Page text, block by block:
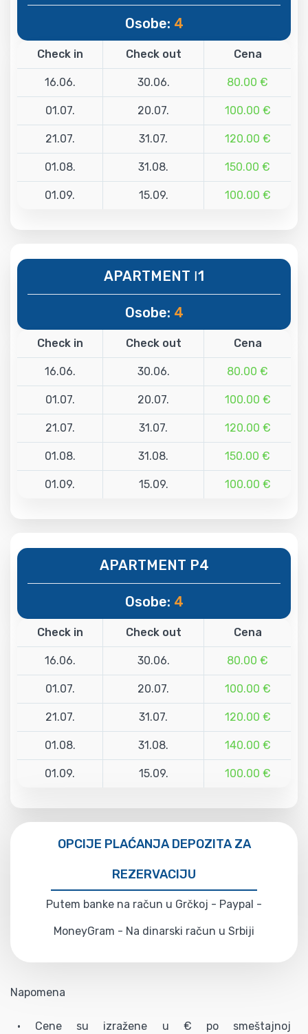
Osobe: 4
Check in Check out Cena
16.06. 30.06. 80.00 €
01.07. 20.07. 100.00 €
21.07. 31.07. 120.00 €
01.08. 31.08. 150.00 €
01.09. 15.09. 100.00 €
APARTMENT Ι1
Osobe: 4
Check in Check out Cena
16.06. 30.06. 80.00 €
01.07. 20.07. 100.00 €
21.07. 31.07. 120.00 €
01.08. 31.08. 150.00 €
01.09. 15.09. 100.00 €
APARTMENT P4
Osobe: 4
Check in Check out Cena
16.06. 30.06. 80.00 €
01.07. 20.07. 100.00 €
21.07. 31.07. 120.00 €
01.08. 31.08. 140.00 €
01.09. 15.09. 100.00 €
OPCIJE PLAĆANJA DEPOZITA ZA
REZERVACIJU
Putem banke na račun u Grčkoj - Paypal -
MoneyGram - Na dinarski račun u Srbiji
Napomena
• Cene su izražene u € po smeštajnoj